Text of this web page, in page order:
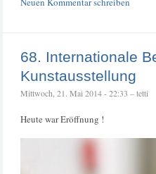
68. Internationale
Kunstausstellung
Mittwoch, 21. Mai 2014 - 22:33 – tetti
Heute war Eröffnung !